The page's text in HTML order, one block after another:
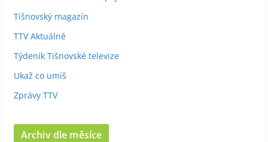
Tišnovský magazín
TTV Aktuálně
Týdeník Tišnovské televize
Ukaž co umíš
Zprávy TTV
Archiv dle měsíce